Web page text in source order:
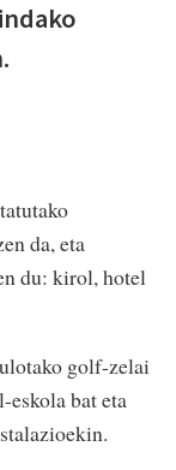
da, eta
du: kirol, hotel
golf-zelai
eskola bat eta